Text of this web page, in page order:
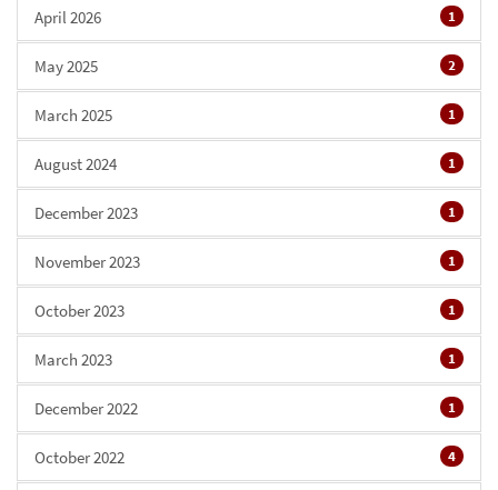
April 2026 1
May 2025 2
March 2025 1
August 2024 1
December 2023 1
November 2023 1
October 2023 1
March 2023 1
December 2022 1
October 2022 4